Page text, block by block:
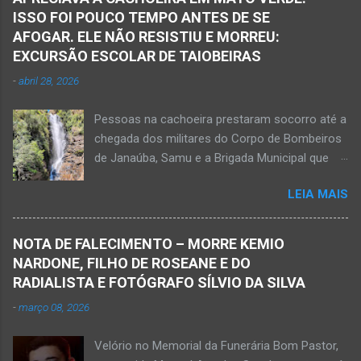
Janaúba seguiram para o local. Uma mulher
morreu e a outra vítima ficou gravemente
ferida e foi levada pelos socorristas do Samu
para o hospital na cidade de Monte Azul. Essa
do Suporte Aéreo Avançado de Vida (SAAV)
para unidade hospi...
ISSO FOI POUCO TEMPO ANTES DE SE
AFOGAR. ELE NÃO RESISTIU E MORREU:
EXCURSÃO ESCOLAR DE TAIOBEIRAS
-abril 28, 2026
Pessoas na cachoeira prestaram socorro até a
chegada dos militares do Corpo de Bombeiros
de Janaúba, Samu e a Brigada Municipal que
resistiu e foi a óbito Foto álbum pessoal Kauan
Pereira Alves publicou em sua rede social a
foto em que apreciava a Cachoeira Maria Rosa,
em Mato Verde, pouco tempo antes de se
afogar e depois vir a óbito nesta terça-feira, dia
socorrem estudante que se afogou em
LEIA MAIS
NOTA DE FALECIMENTO – MORRE KEMIO
NARDONE, FILHO DE ROSEANE E DO
RADIALISTA E FOTÓGRAFO SÍLVIO DA SILVA
-março 08, 2026
Velório no Memorial da Funerária Bom Pastor,